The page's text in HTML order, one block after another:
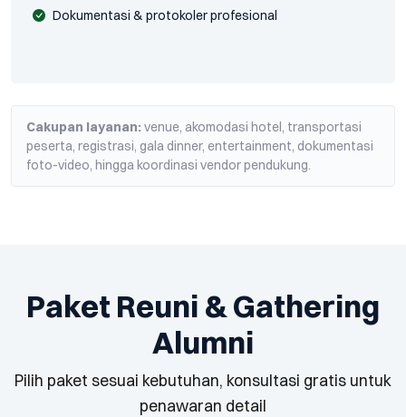
Dokumentasi & protokoler profesional
Cakupan layanan:venue, akomodasi hotel, transportasi
peserta, registrasi, gala dinner, entertainment, dokumentasi
foto-video, hingga koordinasi vendor pendukung.
Paket Reuni & Gathering
Alumni
Pilih paket sesuai kebutuhan, konsultasi gratis untuk
penawaran detail